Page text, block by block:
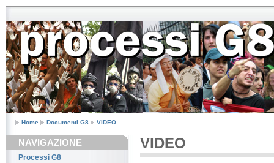
Home Documenti G8 VIDEO
NAVIGAZIONE
Processi G8
VIDEO